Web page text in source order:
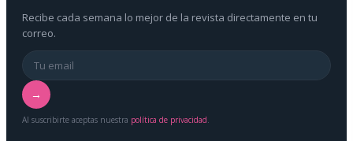
Recibe cada semana lo mejor de la revista directamente en tu
correo.
→
Al suscribirte aceptas nuestra política de privacidad.